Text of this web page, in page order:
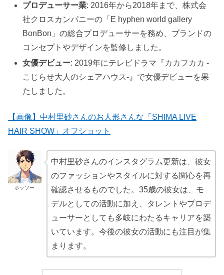
プロデューサー業: 2016年から2018年まで、株式会
社クロスカンパニーの「E hyphen world gallery
BonBon」の総合プロデューサーを務め、ブランドの
コンセプトやデザインを監修しました。
女優デビュー: 2019年にテレビドラマ『カカフカカ -
こじらせ大人のシェアハウス-』で女優デビューを果
たしました。
【画像】中村里砂さんのお人形さんな「SHIMA LIVE
HAIR SHOW」オフショット
ホッソー
中村里砂さんのインスタグラム更新は、彼女
のファッションやスタイルに対する関心を再
確認させるものでした。35歳の彼女は、モ
デルとしての活動に加え、タレントやプロデ
ューサーとしても多岐にわたるキャリアを築
いています。今後の彼女の活動にも注目が集
まります。